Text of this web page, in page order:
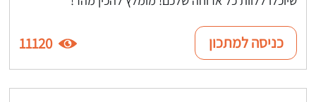
כניסה למתכון 11120